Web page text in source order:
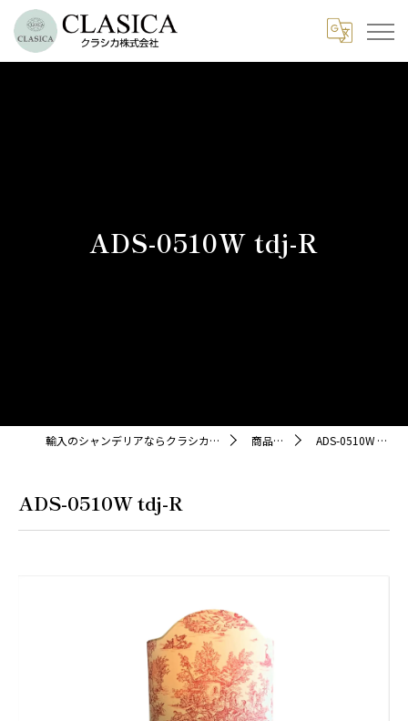
ADS-0510W tdj-R
輸入のシャンデリアならクラシカ株式会社 商品紹介 ADS-0510W tdj-R
ADS-0510W tdj-R